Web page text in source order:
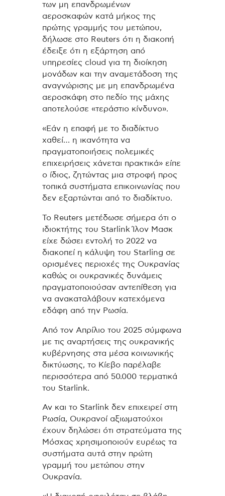
των μη επανδρωμένων
αεροσκαφών κατά μήκος της
πρώτης γραμμής του μετώπου,
δήλωσε στο Reuters ότι η διακοπή
έδειξε ότι η εξάρτηση από
υπηρεσίες cloud για τη διοίκηση
μονάδων και την αναμετάδοση της
αναγνώρισης με μη επανδρωμένα
αεροσκάφη στο πεδίο της μάχης
αποτελούσε «τεράστιο κίνδυνο».
«Εάν η επαφή με το διαδίκτυο
χαθεί… η ικανότητα να
πραγματοποιήσεις πολεμικές
επιχειρήσεις χάνεται πρακτικά» είπε
ο ίδιος, ζητώντας μια στροφή προς
τοπικά συστήματα επικοινωνίας που
δεν εξαρτώνται από το διαδίκτυο.
Το Reuters μετέδωσε σήμερα ότι ο
ιδιοκτήτης του Starlink Ίλον Μασκ
είχε δώσει εντολή το 2022 να
διακοπεί η κάλυψη του Starling σε
ορισμένες περιοχές της Ουκρανίας
καθώς οι ουκρανικές δυνάμεις
πραγματοποιούσαν αντεπίθεση για
να ανακαταλάβουν κατεχόμενα
εδάφη από την Ρωσία.
Από τον Απρίλιο του 2025 σύμφωνα
με τις αναρτήσεις της ουκρανικής
κυβέρνησης στα μέσα κοινωνικής
δικτύωσης, το Κίεβο παρέλαβε
περισσότερα από 50.000 τερματικά
του Starlink.
Αν και το Starlink δεν επιχειρεί στη
Ρωσία, Ουκρανοί αξιωματούχοι
έχουν δηλώσει ότι στρατεύματα της
Μόσχας χρησιμοποιούν ευρέως τα
συστήματα αυτά στην πρώτη
γραμμή του μετώπου στην
Ουκρανία.